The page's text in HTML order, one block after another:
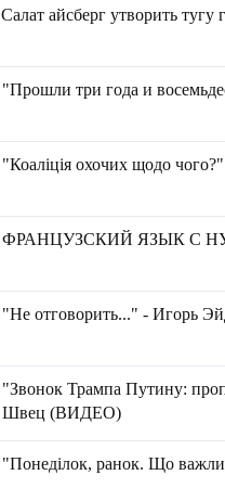
Салат айсберг утворить
"Прошли три года и
"Коаліція охочих щодо
ФРАНЦУЗСКИЙ ЯЗЫК C
"Не отговорить..." - Игорь
"Звонок Трампа Путину:
Швец (ВИДЕО)
"Понеділок, ранок. Що